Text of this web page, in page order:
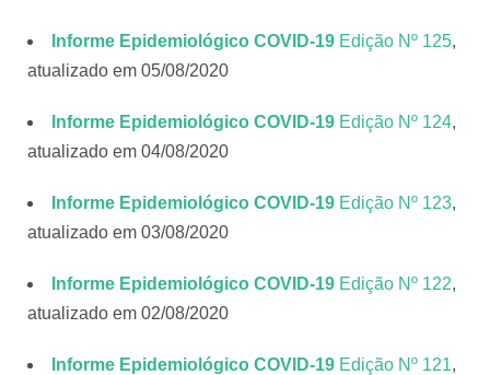
Informe Epidemiológico COVID-19 Edição Nº 125,
atualizado em 05/08/2020
Informe Epidemiológico COVID-19 Edição Nº 124,
atualizado em 04/08/2020
Informe Epidemiológico COVID-19 Edição Nº 123,
atualizado em 03/08/2020
Informe Epidemiológico COVID-19 Edição Nº 122,
atualizado em 02/08/2020
Informe Epidemiológico COVID-19 Edição Nº 121,